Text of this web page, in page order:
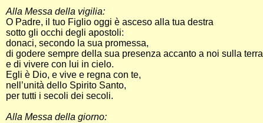
Alla Messa della vigilia:
O Padre, il tuo Figlio oggi è asceso alla tua destra
sotto gli occhi degli apostoli:
donaci, secondo la sua promessa,
di godere sempre della sua presenza accanto a noi sulla terra
e di vivere con lui in cielo.
Egli è Dio, e vive e regna con te,
nell’unità dello Spirito Santo,
per tutti i secoli dei secoli.
Alla Messa della giorno: